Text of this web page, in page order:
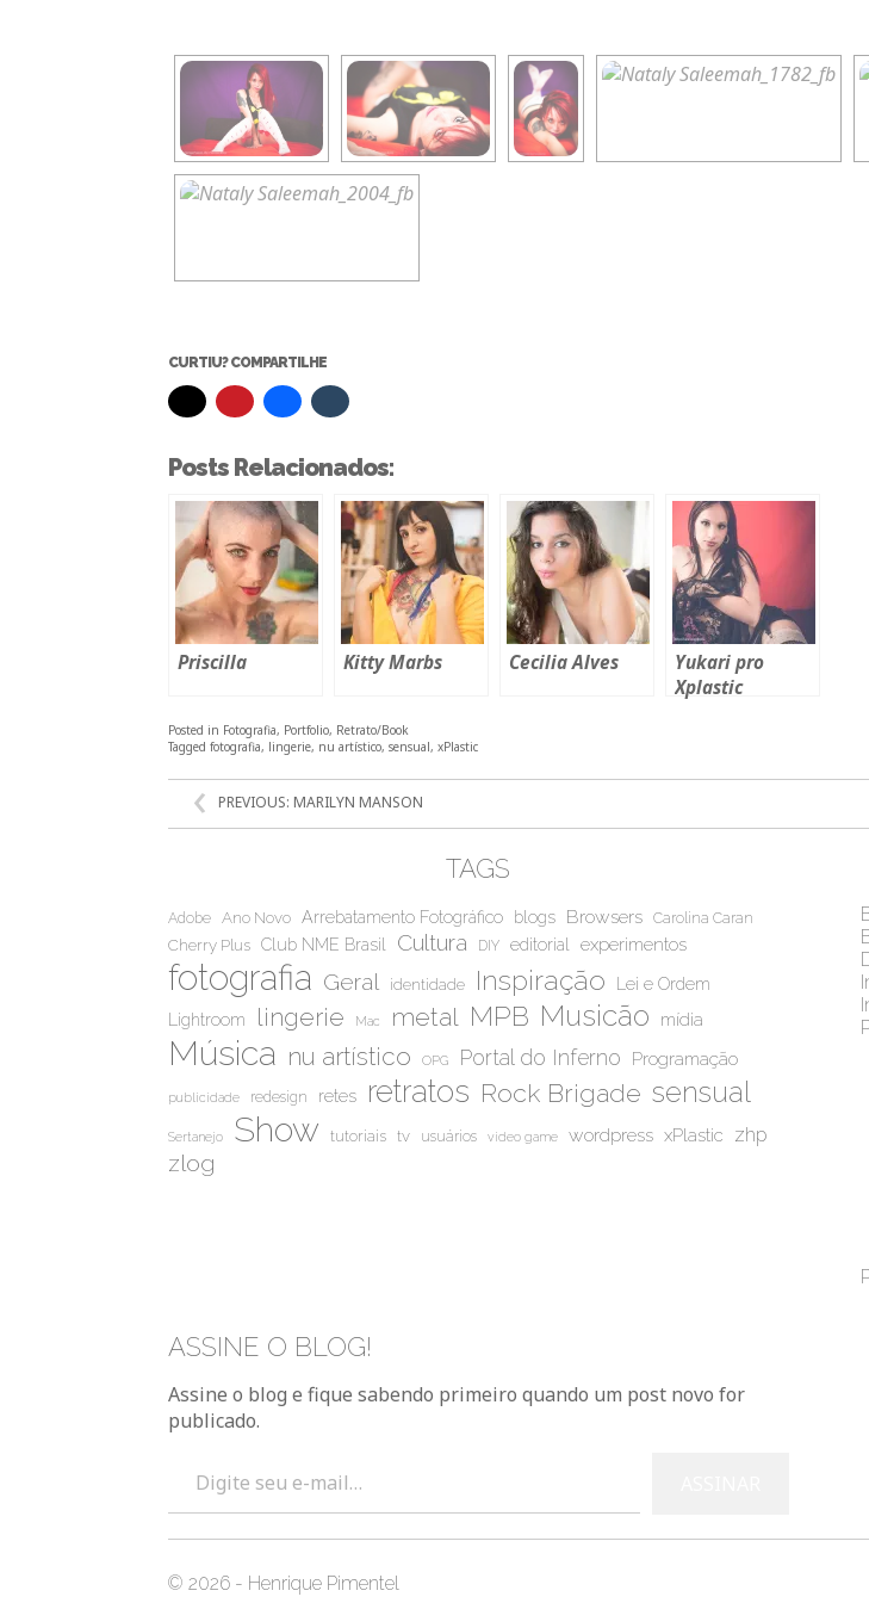
CURTIU? COMPARTILHE
Posts Relacionados:
Priscilla Kitty Marbs Cecilia Alves
Yukari pro
Xplastic
Posted in Fotografia, Portfolio, Retrato/Book
Tagged fotografia, lingerie, nu artístico, sensual, xPlastic
POST
PREVIOUS: MARILYN MANSON
TAGS
Adobe Ano Novo Arrebatamento Fotográfico blogs Browsers Carolina Caran
Cherry Plus Club NME Brasil Cultura DIY editorial experimentos
fotografia Geral identidade Inspiração
Lei e Ordem
Lightroom
lingerie Mac metal MPB Musicão mídia
Música nu artístico OPG Portal do Inferno Programação
publicidade redesign retes retratos Rock Brigade sensual
Sertanejo Show tutoriais tv usuários video game wordpress xPlastic zhp
zlog
ASSINE O BLOG!
Assine o blog e fique sabendo primeiro quando um post novo for
publicado.
© 2026 - Henrique Pimentel